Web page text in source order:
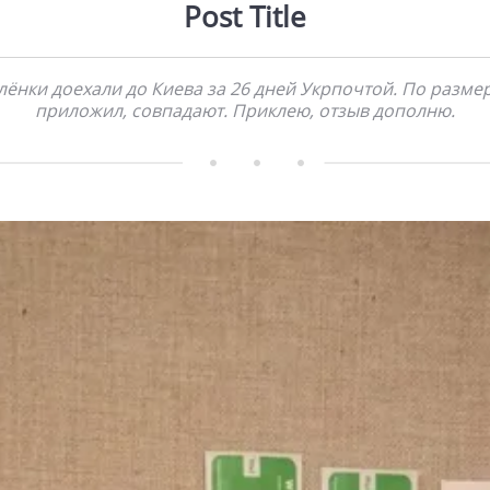
Post Title
доехали до Киева за 26 дней Укрпочтой. По
приложил, совпадают. Приклею, отзыв дополню.